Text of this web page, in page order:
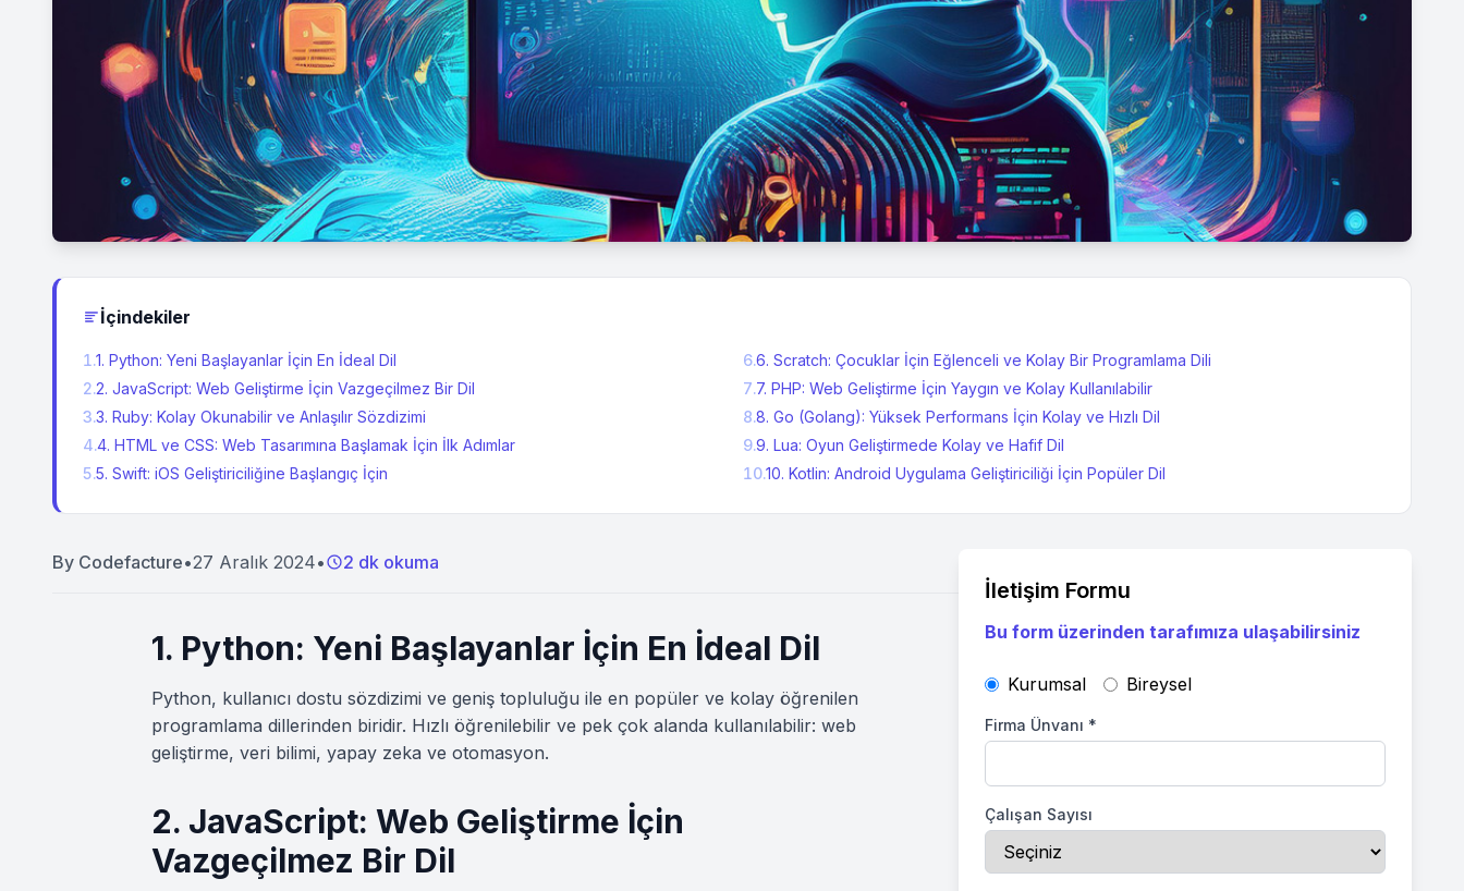
İçindekiler
1.1. Python: Yeni Başlayanlar İçin En İdeal Dil
2.2. JavaScript: Web Geliştirme İçin Vazgeçilmez Bir Dil
3.3. Ruby: Kolay Okunabilir ve Anlaşılır Sözdizimi
4.4. HTML ve CSS: Web Tasarımına Başlamak İçin İlk Adımlar
5.5. Swift: iOS Geliştiriciliğine Başlangıç İçin
6.6. Scratch: Çocuklar İçin Eğlenceli ve Kolay Bir Programlama Dili
7.7. PHP: Web Geliştirme İçin Yaygın ve Kolay Kullanılabilir
8.8. Go (Golang): Yüksek Performans İçin Kolay ve Hızlı Dil
9.9. Lua: Oyun Geliştirmede Kolay ve Hafif Dil
10.10. Kotlin: Android Uygulama Geliştiriciliği İçin Popüler Dil
By Codefacture•27 Aralık 2024• 2 dk okuma
1. Python: Yeni Başlayanlar İçin En İdeal Dil
Python, kullanıcı dostu sözdizimi ve geniş topluluğu ile en popüler ve kolay öğrenilen
programlama dillerinden biridir. Hızlı öğrenilebilir ve pek çok alanda kullanılabilir: web
geliştirme, veri bilimi, yapay zeka ve otomasyon.
2. JavaScript: Web Geliştirme İçin
Vazgeçilmez Bir Dil
İletişim Formu
Bu form üzerinden tarafımıza ulaşabilirsiniz
Kurumsal Bireysel
Firma Ünvanı *
Çalışan Sayısı